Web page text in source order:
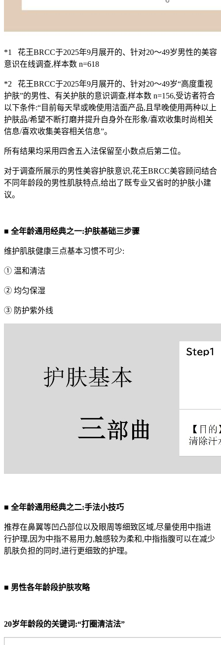
*1 花王BRCC于2025年9月展开的、针对20～49岁男性的美容
意识在线调查,样本数 n=618
*2 花王BRCC于2025年9月展开的、针对20～49岁“高度重视
护肤”的男性、有关护肤的意识调查,样本数 n=156,受访者符合
以下条件:“目前每天早或晚使用洁面产品,且早晚使用两种以上
护肤品/希望不断打磨并提升自身外在形象/喜欢收集时尚相关
信息/喜欢收集美容相关信息”。
所有结果均采用四舍五入法保留至小数点后第二位。
对于调查所展示的男性美容护肤意识,花王BRCC美容顾问结合
不同年龄段的男性肌肤特点,给出了既专业又省时的护肤小建
议。
■ 全年龄通用经典之一:护肤基础三步骤
维护肌肤健康三点基本习惯不可少:
① 温和清洁
② 均匀保湿
③ 防护紫外线
■ 全年龄通用经典之二:手法小技巧
推荐在鼻翼等凹凸部位以及眼周等细致区域,尽量使用中指进
行护理,因为中指不易用力,触感较为柔和,中指指腹可以在减少
肌肤负担的同时,进行更细致的护理。
■ 男性各年龄段护肤攻略
20岁年龄段的关键词:“打圈清洁法”